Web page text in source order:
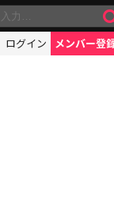
ログイン メンバー登